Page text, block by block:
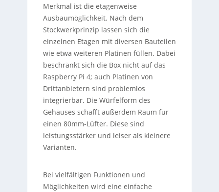
Merkmal ist die etagenweise
Ausbaumöglichkeit. Nach dem
Stockwerkprinzip lassen sich die
einzelnen Etagen mit diversen Bauteilen
wie etwa weiteren Platinen füllen. Dabei
beschränkt sich die Box nicht auf das
Raspberry Pi 4; auch Platinen von
Drittanbietern sind problemlos
integrierbar. Die Würfelform des
Gehäuses schafft außerdem Raum für
einen 80mm-Lüfter. Diese sind
leistungsstärker und leiser als kleinere
Varianten.
Bei vielfältigen Funktionen und
Möglichkeiten wird eine einfache